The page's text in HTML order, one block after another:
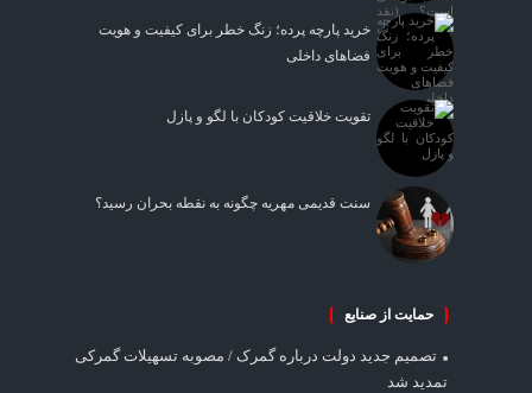
خرید پارچه پرده؛ زنگ خطر برای کیفیت و هویت
فضاهای داخلی
تقویت خلاقیت کودکان با لگو و پازل
سنت قدیمی مهریه چگونه به نقطه بحران رسید؟
حمایت از صنایع
تصمیم جدید دولت درباره گمرک / مصوبه تسهیلات گمرکی
تمدید شد